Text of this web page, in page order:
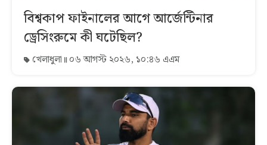
বিশ্বকাপ ফাইনালের আগে আর্জেন্টিনার
ড্রেসিংরুমে কী ঘটেছিল?
খেলাধুলা ০৬ আগস্ট ২০২৬, ১০:৪৬ এএম